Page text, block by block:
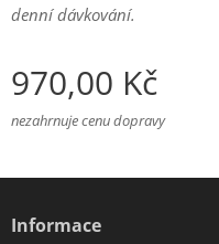
denní dávkování.
970,00 Kč
nezahrnuje cenu dopravy
Informace